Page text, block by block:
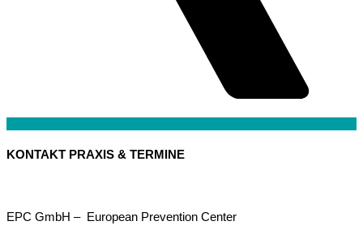
KONTAKT PRAXIS & TERMINE
EPC GmbH – European Prevention Center